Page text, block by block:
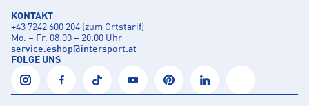
KONTAKT
+43 7242 600 204 (zum Ortstarif)
Mo. – Fr. 08:00 – 20:00 Uhr
service.eshop@intersport.at
FOLGE UNS